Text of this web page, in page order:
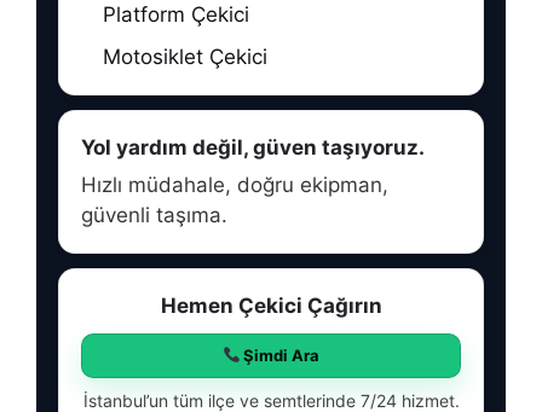
Platform Çekici
Motosiklet Çekici
Yol yardım değil, güven taşıyoruz.
Hızlı müdahale, doğru ekipman,
güvenli taşıma.
Hemen Çekici Çağırın
Şimdi Ara
İstanbul’un tüm ilçe ve semtlerinde 7/24 hizmet.